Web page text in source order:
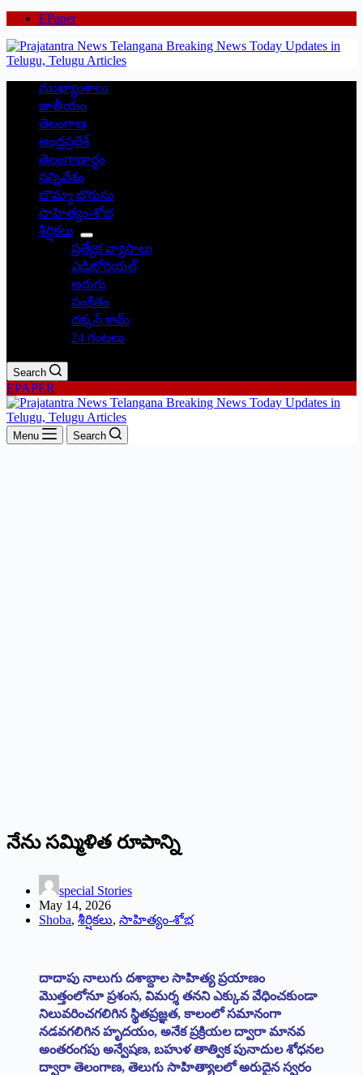
EPaper
ముఖ్యాంశాలు
జాతీయం
తెలంగాణ
ఆంధ్రప్రదేశ్
తెలంగాణార్థం
సన్నివేశం
బొమ్మా బొరుసు
సాహిత్యం-శోభ
శీర్షికలు
ప్రత్యేక వ్యాసాలు
ఎడిటోరియల్
అరుగు
సంకేతం
దక్కన్.కామ్
24 గంటలు
Search
EPAPER
Menu Search
నేను సమ్మిళిత రూపాన్ని
special Stories
May 14, 2026
Shoba, శీర్షికలు, సాహిత్యం-శోభ
దాదాపు నాలుగు దశాబ్దాల సాహిత్య ప్రయాణం
మొత్తంలోనూ ప్రశంస, విమర్శ తనని ఎక్కువ వేధించకుండా
నిలువరించగలిగిన స్థితప్రజ్ఞత, కాలంలో సమానంగా
నడవగలిగిన హృదయం, అనేక ప్రక్రియల ద్వారా మానవ
అంతరంగపు అన్వేషణ, బహుళ తాత్విక పునాదుల శోధనల
ద్వారా తెలంగాణ, తెలుగు సాహిత్యాలలో అరుదైన స్వరం